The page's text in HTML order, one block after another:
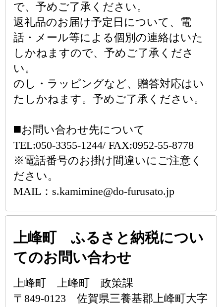
で、予めご了承ください。
返礼品のお届け予定日について、電
話・メール等による個別の連絡はいた
しかねますので、予めご了承くださ
い。
のし・ラッピングなど、贈答対応はい
たしかねます。予めご了承ください。
◼️お問い合わせ先について
TEL:050-3355-1244/ FAX:0952-55-8778
※電話番号のお掛け間違いにご注意く
ださい。
MAIL：s.kamimine@do-furusato.jp
上峰町 ふるさと納税につい
てのお問い合わせ
上峰町 上峰町 政策課
〒849-0123 佐賀県三養基郡上峰町大字